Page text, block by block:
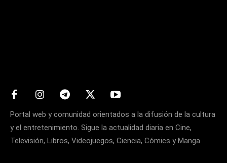
Portal web y comunidad orientados a la difusión de la cultura
y el entretenimiento. Sigue la actualidad diaria en Cine,
Televisión, Libros, Videojuegos, Ciencia, Cómics y Manga.